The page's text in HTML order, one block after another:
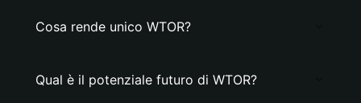
Cosa rende unico WTOR?
Qual è il potenziale futuro di WTOR?